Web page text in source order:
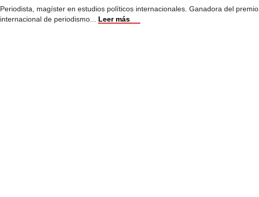
Periodista, magíster en estudios políticos internacionales. Ganadora del premio
internacional de periodismo
Leer más